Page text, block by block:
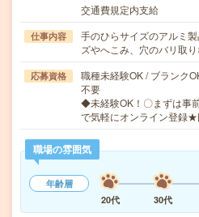
交通費規定内支給
仕事内容
手のひらサイズのアルミ
ズやへこみ、穴のバリ取
応募資格
職種未経験OK / ブランク
不要
◆未経験OK！〇まずは事
で気軽にオンライン登録
職場の雰囲気
年齢層
20代
30代